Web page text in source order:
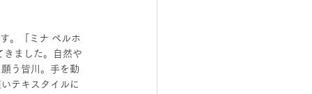
。「ミナ ペルホ
きました。自然や
う皆川。手を動
テキスタイルに